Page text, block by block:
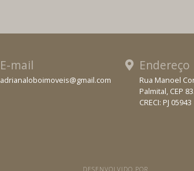
E-mail
adrianaloboimoveis@gmail.com
Endereço
Rua Manoel
Palmital, CEP
CRECI: PJ 05943